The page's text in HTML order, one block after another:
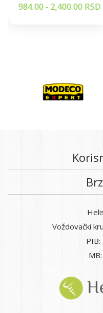
984.00 - 2,400.00 RSD
Voždovački